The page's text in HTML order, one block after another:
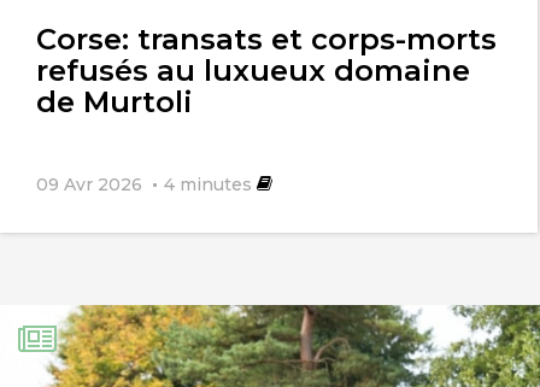
Corse: transats et corps-morts
refusés au luxueux domaine
de Murtoli
09 Avr 2026 4 minutes